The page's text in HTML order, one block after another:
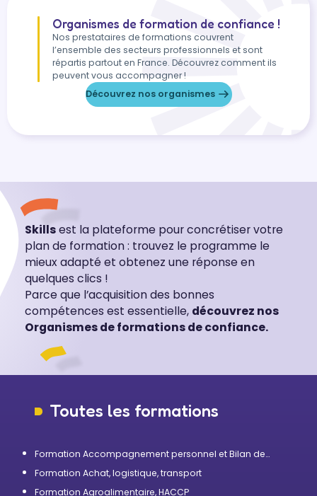
Organismes de formation de confiance !
Nos prestataires de formations couvrent
l’ensemble des secteurs professionnels et sont
répartis partout en France. Découvrez comment ils
peuvent vous accompagner !
Découvrez nos organismes
Skillsest la plateforme pour concrétiser votre
plan de formation : trouvez le programme le
mieux adapté et obtenez une réponse en
quelques clics !
Parce que l’acquisition des bonnes
compétences est essentielle, découvrez nos
Organismes de formations de confiance.
Toutes les formations
Formation Accompagnement personnel et Bilan de
Formation Achat, logistique, transport
Formation Agroalimentaire, HACCP